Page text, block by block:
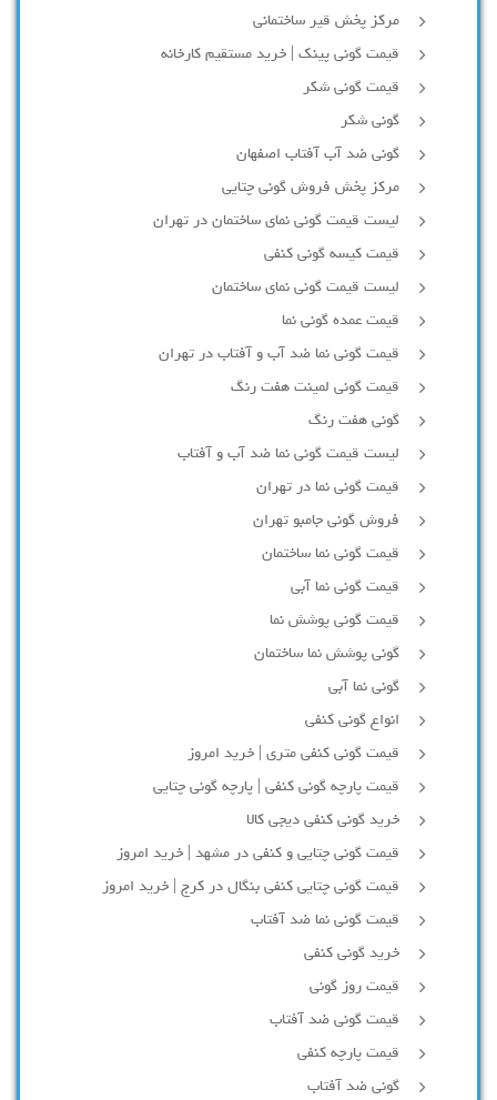
مرکز پخش قیر ساختمانی
قیمت گونی پینک | خرید مستقیم کارخانه
قیمت گونی شکر
گونی شکر
گونی ضد آب آفتاب اصفهان
مرکز پخش فروش گونی چتایی
لیست قیمت گونی نمای ساختمان در تهران
قیمت کیسه گونی کنفی
لیست قیمت گونی نمای ساختمان
قیمت عمده گونی نما
قیمت گونی نما ضد آب و آفتاب در تهران
قیمت گونی لمینت هفت رنگ
گونی هفت رنگ
لیست قیمت گونی نما ضد آب و آفتاب
قیمت گونی نما در تهران
فروش گونی جامبو تهران
قیمت گونی نما ساختمان
قیمت گونی نما آبی
قیمت گونی پوشش نما
گونی پوشش نما ساختمان
گونی نما آبی
انواع گونی کنفی
قیمت گونی کنفی متری | خرید امروز
قیمت پارچه گونی کنفی | پارچه گونی چتایی
خرید گونی کنفی دیجی کالا
قیمت گونی چتایی و کنفی در مشهد | خرید امروز
قیمت گونی چتایی کنفی بنگال در کرج | خرید امروز
قیمت گونی نما ضد آفتاب
خرید گونی کنفی
قیمت روز گونی
قیمت گونی ضد آفتاب
قیمت پارچه کنفی
گونی ضد آفتاب